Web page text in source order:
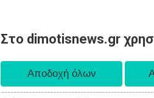
Στο dimotisnews.gr